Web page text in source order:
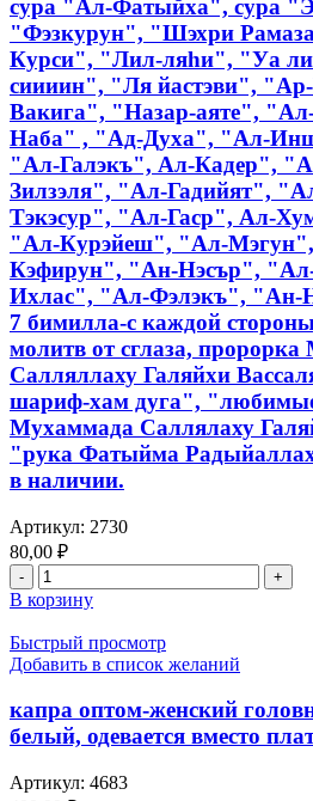
сура "Ал-Фатыйха", сура
"Фэзкурун", "Шэхри
Курси", "Лил-ляһи", "Уа
сиииин", "Ля йастэви",
Вакига", "Назар-аяте",
Наба" , "Ад-Духа", "Ал-
"Ал-Галэкъ", Ал-Кадер",
Зилзэля", "Ал-Гадийят",
Тэкэсур", "Ал-Гаср", Ал-
"Ал-Курэйеш", "Ал-
Кэфирун", "Ан-Нэсър",
Ихлас", "Ал-Фэлэкъ", "Ан-
7 бимилла-с каждой
молитв от сглаза,
Салляллаху Галяйхи
шариф-хам дуга",
Мухаммада Саллялаху
"рука Фатыйма
в наличии.
Артикул: 2730
80,00 ₽
Количество
товара
бэти-
(тумар)
оптом
содержание:
имя
Аллаха,
"Ал-
В корзину
Быстрый просмотр
Добавить в список желаний
капра оптом-женский
белый, одевается вместо
Артикул: 4683